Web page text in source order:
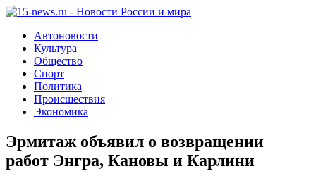
Автоновости
Культура
Общество
Спорт
Политика
Происшествия
Экономика
Эрмитаж объявил о возвращении
работ Энгра, Кановы и Карлини